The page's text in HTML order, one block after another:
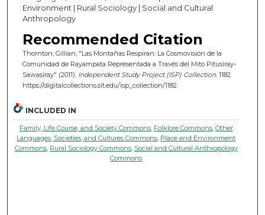
Environment | Rural Sociology | Social and Cultural
Anthropology
Recommended Citation
Thornton, Gillian, "Las Montañas Respiran: La Cosmovisión de la
Comunidad de Rayampata Representada a Través del Mito Pitusiray-
Sawasiray" (2011). Independent Study Project (ISP) Collection. 1182.
https://digitalcollections.sit.edu/isp_collection/1182
INCLUDED IN
Family, Life Course, and Society Commons, Folklore Commons, Other
Languages, Societies, and Cultures Commons Place and Environment
Commons, Rural Sociology Commons, Social and Cultural Anthropology
Commons